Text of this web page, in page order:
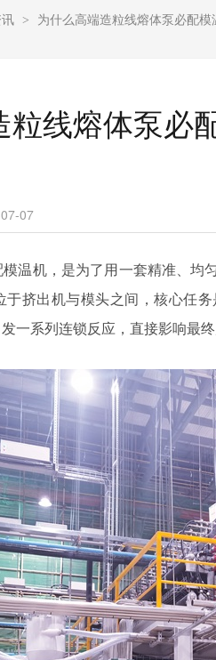
> 为什么高端造粒线熔体泵必配
粒线熔体泵必
07
温机，是为了用一套精准、均
于挤出机与模头之间，核心任
一系列连锁反应，直接影响最终